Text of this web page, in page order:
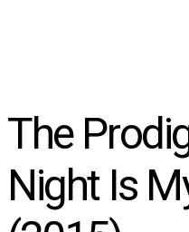
The
Night Is